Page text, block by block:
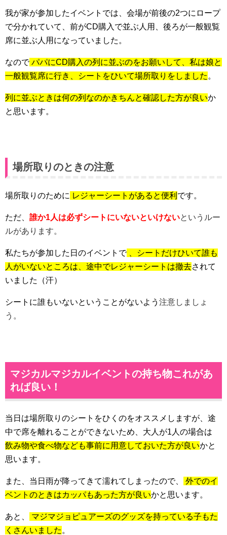
我が家が参加したイベントでは、会場が前後の2つにロープ
で分かれていて、前がCD購入で並ぶ人用、後ろが一般観覧
席に並ぶ人用になっていました。
なので パパにCD購入の列に並ぶのをお願いして、私は娘と
一般観覧席に行き、シートをひいて場所取りをしました 。
列に並ぶときは何の列なのかきちんと確認した方が良いか
と思います。
場所取りのときの注意
場所取りのために レジャーシートがあると便利 です。
ただ、 誰か1人は必ずシートにいないといけないというルー
ルがあります。
私たちが参加した日のイベントで
、シートだけひいて誰も
人がいないところは、途中でレジャーシートは撤去されて
いました（汗）
シートに誰もいないということがないよう 注意しましょ
う。
マジカルマジカルイベントの持ち物これがあ
れば良い！
当日は場所取りのシートをひくのをオススメしますが、途
中で席を離れることができないため、大人が1人の場合は
飲み物や食べ物なども事前に用意しておいた方が良いかと
思います。
また、当日雨が降ってきて濡れてしまったので、
外でのイ
ベントのときはカッパもあった方が良いかと思います。
あと、
マジマジョピュアーズのグッズを持っている子もた
くさんいました 。